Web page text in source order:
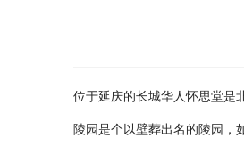
位于延庆的长城华人怀思堂是
陵园是个以壁葬出名的陵园，